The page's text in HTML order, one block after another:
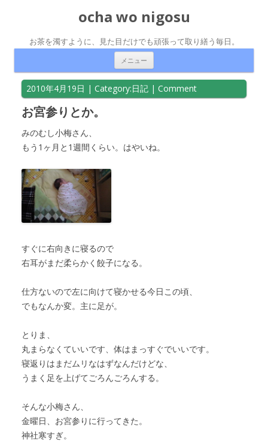
ocha wo nigosu
お茶を濁すように、見た目だけでも頑張って取り繕う毎日。
メニュー
2010年4月19日 | Category:日記 | Comment
お宮参りとか。
みのむし小梅さん、
もう1ヶ月と1週間くらい。はやいね。
すぐに右向きに寝るので
右耳がまだ柔らかく餃子になる。
仕方ないので左に向けて寝かせる今日この頃、
でもなんか変。主に足が。
とりま、
丸まらなくていいです、体はまっすぐでいいです。
寝返りはまだムリなはずなんだけどな、
うまく足を上げてごろんごろんする。
そんな小梅さん、
金曜日、お宮参りに行ってきた。
神社寒すぎ。